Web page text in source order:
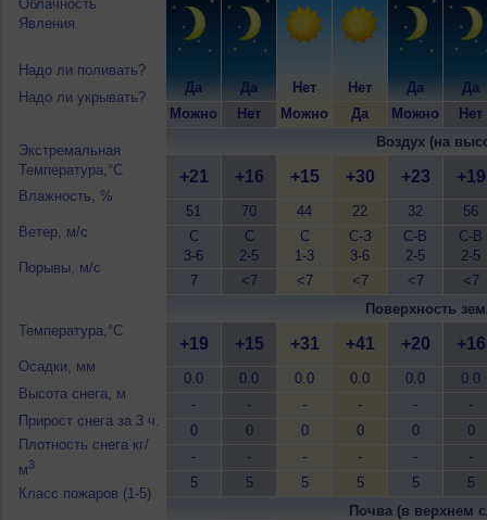
Облачность
Явления
Надо ли поливать?
Надо ли укрывать?
Экстремальная
Температура,°C
Влажность, %
Ветер, м/с
Порывы, м/с
Температура,°C
Осадки, мм
Высота снега, м
Прирост снега за 3 ч.
Плотность снега кг/
м3
Класс пожаров (1-5)
Да
Можно
Да
Нет
Нет
Можно
Нет
Да
Да
Можно
Да
Нет
Воздух (на
+21
51
С
3-6
7
+16
70
С
2-5
<7
+15
44
С
1-3
<7
+30
22
С-З
3-6
<7
+23
32
С-В
2-5
<7
+19
56
С-В
2-5
<7
Поверхность
+19
0.0
-
0
-
5
+15
0.0
-
0
-
5
+31
0.0
-
0
-
5
+41
0.0
-
0
-
5
+20
0.0
-
0
-
5
+16
0.0
-
0
-
5
Почва (в верхнем